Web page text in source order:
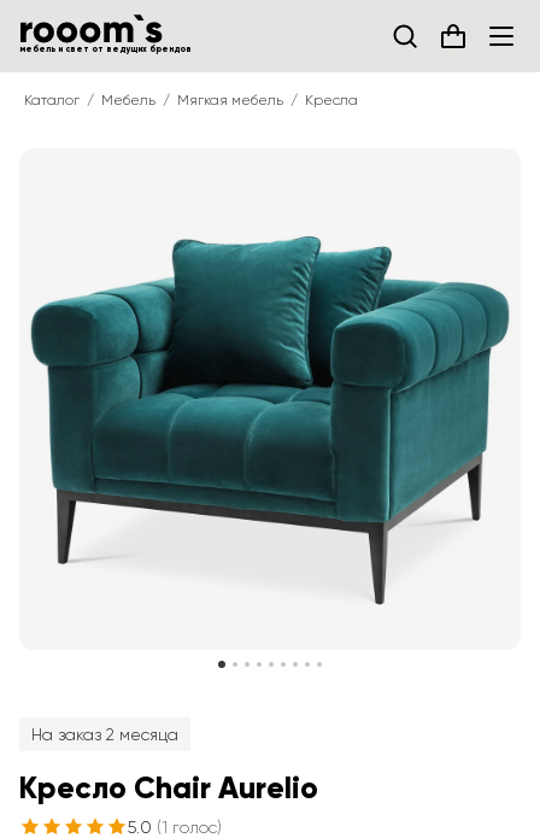
мебель и свет от ведущих брендов
Каталог Мебель Мягкая мебель Кресла
На заказ 2 месяца
Кресло Chair Aurelio
5.0 (1 голос)